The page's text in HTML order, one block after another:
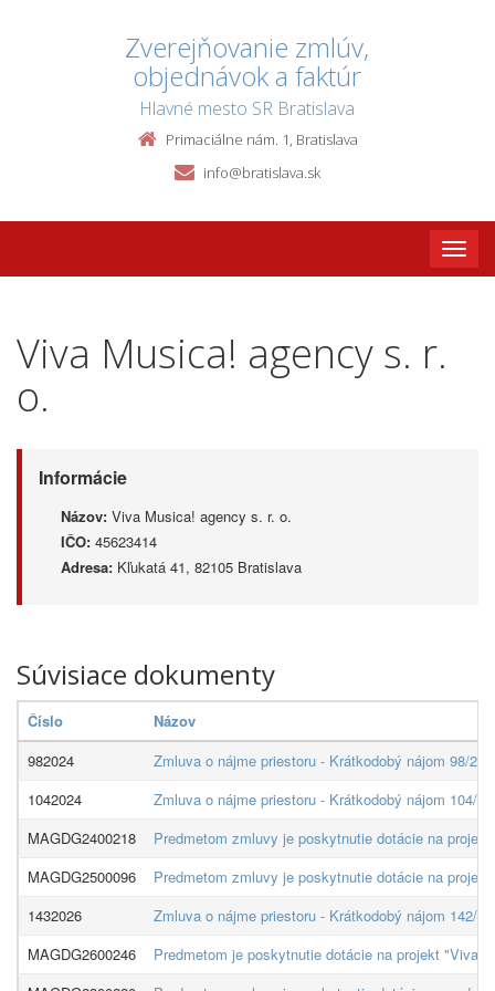
Zverejňovanie zmlúv,
objednávok a faktúr
Hlavné mesto SR Bratislava
Primaciálne nám. 1, Bratislava
info@bratislava.sk
Toggle
Viva Musica! agency s. r.
o.
Informácie
Názov: Viva Musica! agency s. r. o.
IČO: 45623414
Adresa: Kľukatá 41, 82105 Bratislava
Súvisiace dokumenty
Číslo
Názov
982024
Zmluva o nájme priestoru - Krátkodobý nájom 98/
1042024
Zmluva o nájme priestoru - Krátkodobý nájom 104/
MAGDG2400218
Predmetom zmluvy je poskytnutie dotácie na
MAGDG2500096
Predmetom zmluvy je poskytnutie dotácie na
1432026
Zmluva o nájme priestoru - Krátkodobý nájom 142/
MAGDG2600246
Predmetom je poskytnutie dotácie na projekt "Viva